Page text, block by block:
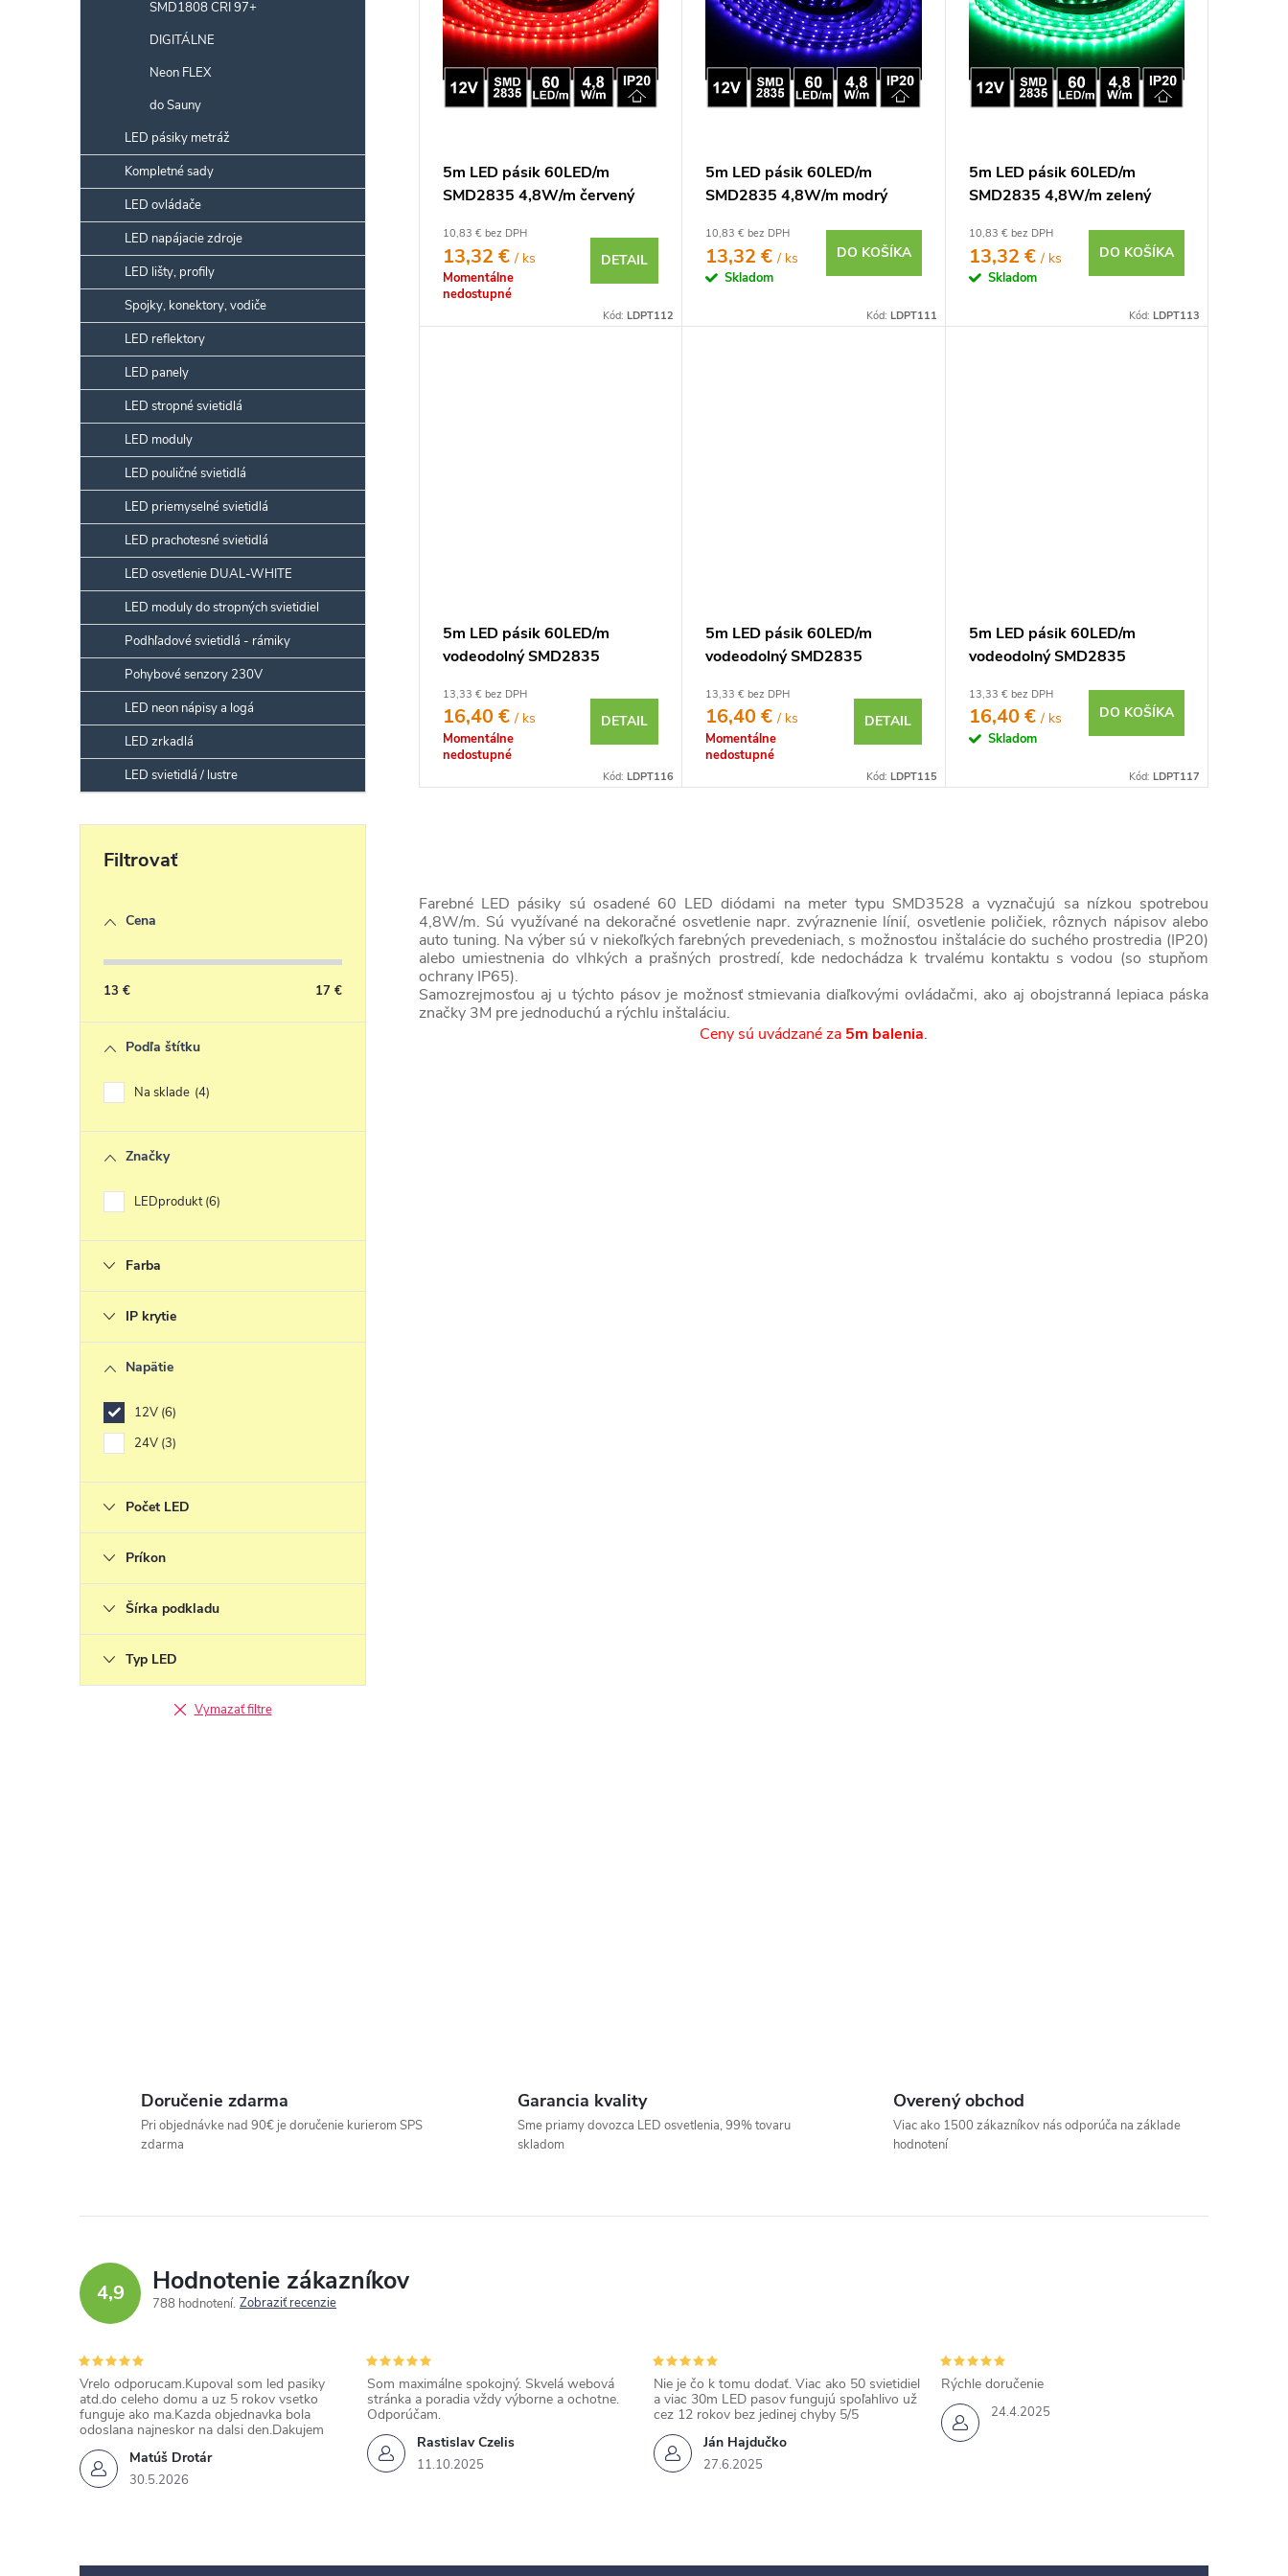
SMD1808 CRI 97+
DIGITÁLNE
Neon FLEX
do Sauny
LED pásiky metráž
Kompletné sady
LED ovládače
LED napájacie zdroje
LED lišty, profily
Spojky, konektory, vodiče
LED reflektory
LED panely
LED stropné svietidlá
LED moduly
LED pouličné svietidlá
LED priemyselné svietidlá
LED prachotesné svietidlá
LED osvetlenie DUAL-WHITE
LED moduly do stropných svietidiel
Podhľadové svietidlá - rámiky
Pohybové senzory 230V
LED neon nápisy a logá
LED zrkadlá
LED svietidlá / lustre
Cena
13 € 17 €
Podľa štítku
Na sklade 4
Značky
LEDprodukt 6
Farba
IP krytie
Napätie
12V 6
24V 3
Počet LED
Príkon
Šírka podkladu
Typ LED
Vymazať filtre
5m LED pásik 60LED/m
SMD2835 4,8W/m červený
10,83 € bez DPH
13,32 €/ ks
Momentálne
nedostupné
DETAIL
Kód:LDPT112
5m LED pásik 60LED/m
SMD2835 4,8W/m modrý
10,83 € bez DPH
13,32 €/ ks
Skladom
DO KOŠÍKA
Kód: LDPT111
5m LED pásik 60LED/m
SMD2835 4,8W/m zelený
10,83 € bez DPH
13,32 €/ ks
Skladom
DO KOŠÍKA
Kód: LDPT113
5m LED pásik 60LED/m
vodeodolný SMD2835
13,33 € bez DPH
16,40 €/ ks
Momentálne
nedostupné
DETAIL
Kód:LDPT116
5m LED pásik 60LED/m
vodeodolný SMD2835
13,33 € bez DPH
16,40 €/ ks
Momentálne
nedostupné
DETAIL
Kód: LDPT115
5m LED pásik 60LED/m
vodeodolný SMD2835
13,33 € bez DPH
16,40 €/ ks
Skladom
DO KOŠÍKA
Kód: LDPT117
l
á
d
a
c
Farebné LED pásiky sú osadené 60 LED diódami na meter typu SMD3528 a vyznačujú sa nízkou spotrebou
4,8W/m. Sú využívané na dekoračné osvetlenie napr. zvýraznenie línií, osvetlenie poličiek, rôznych nápisov alebo
auto tuning. Na výber sú v niekoľkých farebných prevedeniach, s možnosťou inštalácie do suchého prostredia (IP20)
alebo umiestnenia do vlhkých a prašných prostredí, kde nedochádza k trvalému kontaktu s vodou (so stupňom
ochrany IP65).
Samozrejmosťou aj u týchto pásov je možnosť stmievania diaľkovými ovládačmi, ako aj obojstranná lepiaca páska
značky 3M pre jednoduchú a rýchlu inštaláciu.
Ceny sú uvádzané za 5m balenia.
Doručenie zdarma
Pri objednávke nad 90€ je doručenie kurierom SPS
zdarma
Garancia kvality
Sme priamy dovozca LED osvetlenia, 99% tovaru
skladom
Overený obchod
Viac ako 1500 zákazníkov nás odporúča na základe
hodnotení
4,9 Hodnotenie zákazníkov
788 hodnotení Zobraziť recenzie
Matúš Drotár
30.5.2026
Vrelo odporucam.Kupoval som led pasiky
atd.do celeho domu a uz 5 rokov vsetko
funguje ako ma.Kazda objednavka bola
odoslana najneskor na dalsi den.Dakujem
Rastislav Czelis
11.10.2025
Som maximálne spokojný. Skvelá webová
stránka a poradia vždy výborne a ochotne.
Odporúčam.
Ján Hajdučko
27.6.2025
Nie je čo k tomu dodať. Viac ako 50 svietidiel
a viac 30m LED pasov fungujú spoľahlivo už
cez 12 rokov bez jedinej chyby 5/5
24.4.2025
Rýchle doručenie